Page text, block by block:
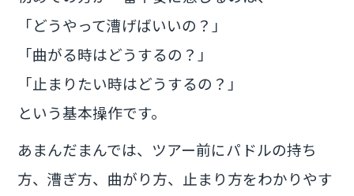
「どうやって漕げばいいの？」
「曲がる時はどうするの？」
「止まりたい時はどうするの？」
という基本操作です。
あまんだまんでは、ツアー前にパドルの持ち
方、漕ぎ方、曲がり方、止まり方をわかりやす